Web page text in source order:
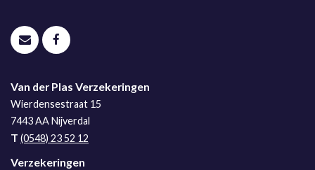
Van der Plas Verzekeringen
Wierdensestraat 15
7443 AANijverdal
T (0548) 23 52 12
Verzekeringen